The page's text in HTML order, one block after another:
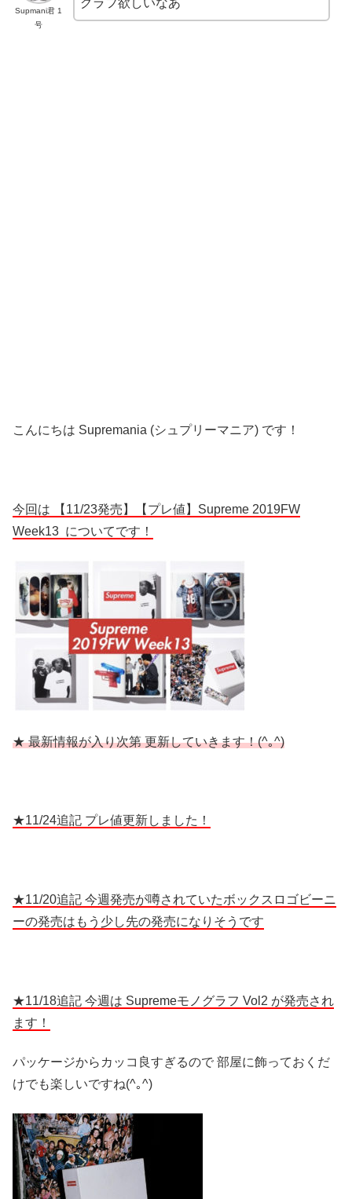
Supmani君 1
号
こんにちは Supremania (シュプリーマニア) です！
今回は 【11/23発売】【プレ値】Supreme 2019FW
Week13 についてです！
★ 最新情報が入り次第 更新していきます！(^｡^)
★11/24追記 プレ値更新しました！
★11/20追記 今週発売が噂されていたボックスロゴビーニ
ーの発売はもう少し先の発売になりそうです
★11/18追記 今週は Supremeモノグラフ Vol2 が発売され
ます！
パッケージからカッコ良すぎるので 部屋に飾っておくだ
けでも楽しいですね(^｡^)